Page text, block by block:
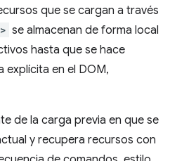
que se cargan a través
se almacenan de forma local
hasta que se hace
explícita en el DOM,
de la carga previa en que se
y recupera recursos con